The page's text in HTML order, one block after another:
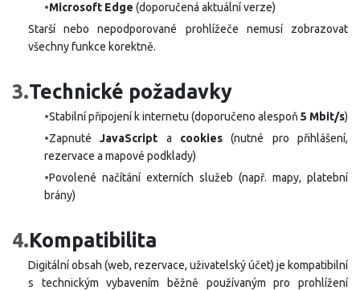
•Microsoft Edge (doporučená aktuální verze)
Starší nebo nepodporované prohlížeče nemusí zobrazovat
všechny funkce korektně.
3.Technické požadavky
•Stabilní připojení k internetu (doporučeno alespoň 5 Mbit/s)
•ZapnutéJavaScript a cookies (nutné pro přihlášení,
rezervace a mapové podklady)
•Povolené načítání externích služeb (např. mapy, platební
brány)
4.Kompatibilita
Digitální obsah (web, rezervace, uživatelský účet) je kompatibilní
s technickým vybavením běžně používaným pro prohlížení